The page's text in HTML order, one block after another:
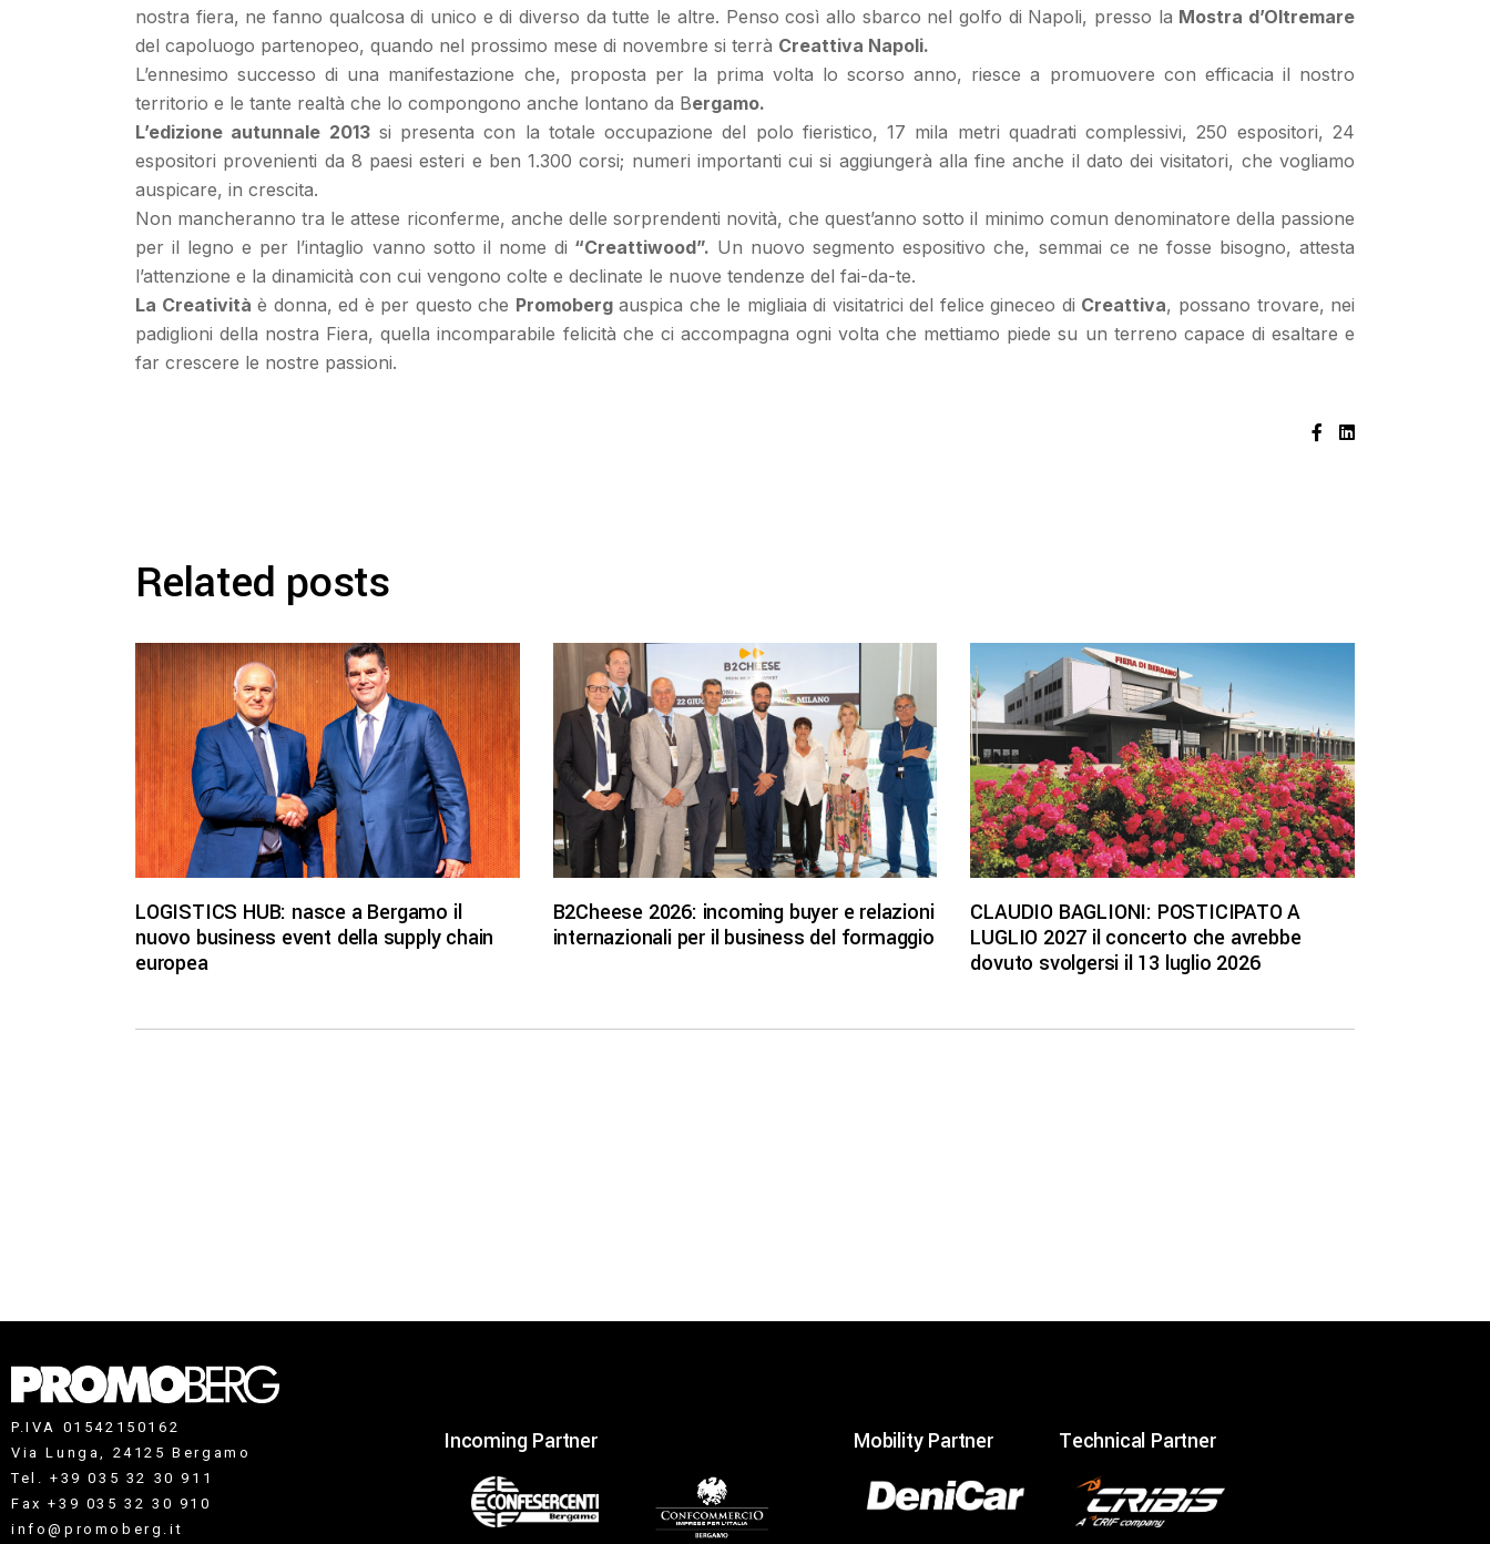
nostra fiera, ne fanno qualcosa di unico e di diverso da tutte le altre. Penso così allo sbarco nel golfo di Napoli, presso la Mostra d’Oltremare
del capoluogo partenopeo, quando nel prossimo mese di novembre si terrà Creattiva Napoli.
L’ennesimo successo di una manifestazione che, proposta per la prima volta lo scorso anno, riesce a promuovere con efficacia il nostro
territorio e le tante realtà che lo compongono anche lontano da Bergamo.
L’edizione autunnale 2013si presenta con la totale occupazione del polo fieristico, 17 mila metri quadrati complessivi, 250 espositori, 24
espositori provenienti da 8 paesi esteri e ben 1.300 corsi; numeri importanti cui si aggiungerà alla fine anche il dato dei visitatori, che vogliamo
auspicare, in crescita.
Non mancheranno tra le attese riconferme, anche delle sorprendenti novità, che quest’anno sotto il minimo comun denominatore della passione
per il legno e per l’intaglio vanno sotto il nome di “Creattiwood”. Un nuovo segmento espositivo che, semmai ce ne fosse bisogno, attesta
l’attenzione e la dinamicità con cui vengono colte e declinate le nuove tendenze del fai-da-te.
La Creatività è donna, ed è per questo che Promobergauspica che le migliaia di visitatrici del felice gineceo di Creattiva, possano trovare, nei
padiglioni della nostra Fiera, quella incomparabile felicità che ci accompagna ogni volta che mettiamo piede su un terreno capace di esaltare e
far crescere le nostre passioni.
Related posts
LOGISTICS HUB: nasce a Bergamo il
nuovo business event della supply chain
europea
B2Cheese 2026: incoming buyer e relazioni
internazionali per il business del formaggio
CLAUDIO BAGLIONI: POSTICIPATO A
LUGLIO 2027 il concerto che avrebbe
dovuto svolgersi il 13 luglio 2026
P.IVA 01542150162
Via Lunga, 24125 Bergamo
Tel. +39 035 32 30 911
Fax +39 035 32 30 910
info@promoberg.it
Incoming Partner Mobility Partner Technical Partner